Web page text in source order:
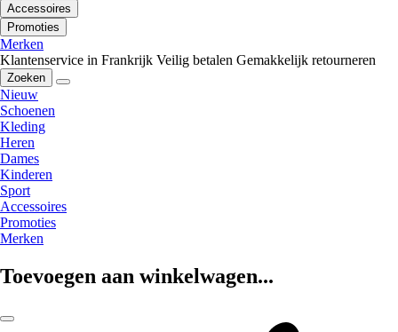
Accessoires
Promoties
Merken
Klantenservice in Frankrijk Veilig betalen Gemakkelijk retourneren
Zoeken
Nieuw
Schoenen
Kleding
Heren
Dames
Kinderen
Sport
Accessoires
Promoties
Merken
Toevoegen aan winkelwagen...